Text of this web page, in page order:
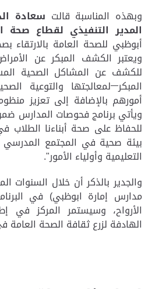
وبهذه المناسبة قالت سعادة
المدير التنفيذي لقطاع صحة
أبوظبي للصحة العامة
ويعتبر الكشف المبكر عن
للكشف عن المشاكل الصحية
المبكر لمعالجتها والتوعية
أمورهم بالإضافة إلى تعزيز
ويأتي برنامج فحوصات المدارس
للحفاظ على صحة أبناءنا الطلاب
بيئة صحية في المجتمع المدرسي
التعليمية وأولياء الأمور".
مدارس إمارة ابوظبي) في
الأرواح، وسيستمر المركز في
الهادفة لزرع ثقافة الصحة